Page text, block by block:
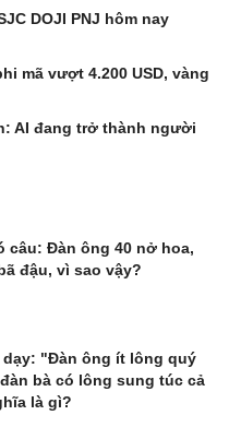
DOJI PNJ hôm nay
mã vượt 4.200 USD, vàng
AI đang trở thành người
câu: Đàn ông 40 nở hoa,
đậu, vì sao vậy?
"Đàn ông ít lông quý
bà có lông sung túc cả
là gì?